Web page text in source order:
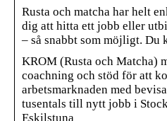
Rusta och matcha har helt
dig att hitta ett jobb eller
– så snabbt som möjligt. Du
KROM (Rusta och Matcha)
coachning och stöd för att
arbetsmarknaden med
tusentals till nytt jobb i
Eskilstuna